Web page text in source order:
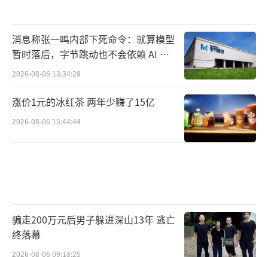
消息称张一鸣内部下死命令：就算模型
暂时落后，字节跳动也不会依赖 AI 蒸
馏技术
2026-08-06 13:34:28
涨价1元的冰红茶 两年少赚了15亿
2026-08-06 15:44:44
骗走200万元后男子躲进深山13年 逃亡
终落幕
2026-08-06 09:18:25